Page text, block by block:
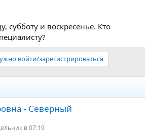
субботу и воскресенье. Кто
войти/зарегистрироваться
- Северный
в 07:19